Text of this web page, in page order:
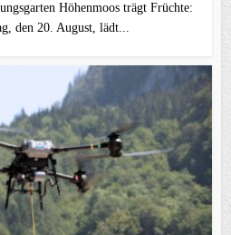
Höhenmoos trägt Früchte:
den 20. August, lädt...